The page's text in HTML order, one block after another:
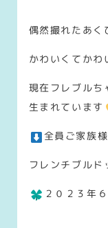
偶然撮れたあく
かわいくてかわ
現在フレブルち
生まれています
全員ご家族
フレンチブルド
２０２３年